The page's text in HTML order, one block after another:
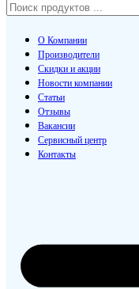
О Компании
Производители
Скидки и акции
Новости компании
Статьи
Отзывы
Вакансии
Сервисный центр
Контакты